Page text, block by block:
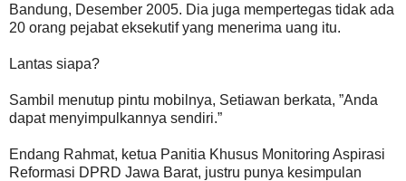
Bandung, Desember 2005. Dia juga mempertegas tidak ada
20 orang pejabat eksekutif yang menerima uang itu.
Lantas siapa?
Sambil menutup pintu mobilnya, Setiawan berkata, ”Anda
dapat menyimpulkannya sendiri.”
Endang Rahmat, ketua Panitia Khusus Monitoring Aspirasi
Reformasi DPRD Jawa Barat, justru punya kesimpulan